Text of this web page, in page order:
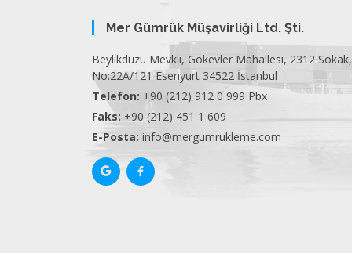
Mer Gümrük Müşavirliği Ltd. Şti.
Beylikdüzü Mevkii, Gökevler Mahallesi, 2312 Sokak,
No:22A/121 Esenyurt 34522 İstanbul
Telefon: +90 (212) 912 0 999 Pbx
Faks: +90 (212) 451 1 609
E-Posta: info@mergumrukleme.com